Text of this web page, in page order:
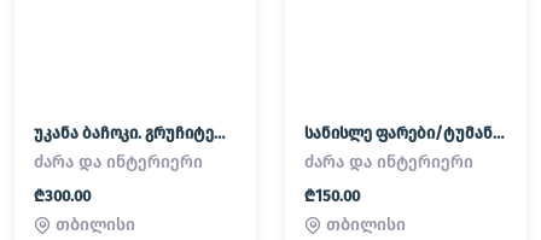
უკანა ბაჩოკი. გრუჩიტელი/GRUCHITELI
ძარა და ინტერიერი
₾300.00
თბილისი
სანისლე ფარები/ტუმანიკები/ TUMANIKEBI
ძარა და ინტერიერი
₾150.00
თბილისი